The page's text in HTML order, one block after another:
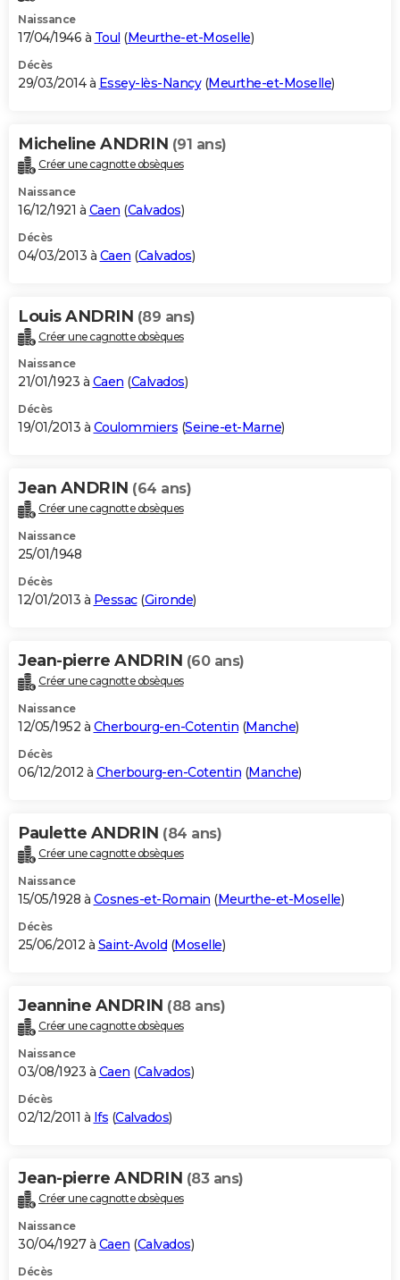
Naissance
17/04/1946 à Toul (Meurthe-et-Moselle)
Décès
29/03/2014 à Essey-lès-Nancy(Meurthe-et-Moselle)
Micheline ANDRIN (91 ans)
Créer une cagnotte obsèques
Naissance
16/12/1921 à Caen (Calvados)
Décès
04/03/2013 à Caen (Calvados)
Louis ANDRIN (89 ans)
Créer une cagnotte obsèques
Naissance
21/01/1923 à Caen (Calvados)
Décès
19/01/2013 à Coulommiers (Seine-et-Marne)
Jean ANDRIN (64 ans)
Créer une cagnotte obsèques
Naissance
25/01/1948
Décès
12/01/2013 à Pessac(Gironde)
Jean-pierre ANDRIN (60 ans)
Créer une cagnotte obsèques
Naissance
12/05/1952 à Cherbourg-en-Cotentin (Manche)
Décès
06/12/2012 à Cherbourg-en-Cotentin (Manche)
Paulette ANDRIN (84 ans)
Créer une cagnotte obsèques
Naissance
15/05/1928 à Cosnes-et-Romain (Meurthe-et-Moselle)
Décès
25/06/2012 à Saint-Avold (Moselle)
Jeannine ANDRIN (88 ans)
Créer une cagnotte obsèques
Naissance
03/08/1923 à Caen (Calvados)
Décès
02/12/2011 à Ifs (Calvados)
Jean-pierre ANDRIN (83 ans)
Créer une cagnotte obsèques
Naissance
30/04/1927 à Caen (Calvados)
Décès